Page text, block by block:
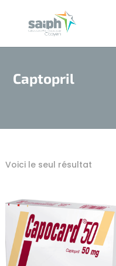
Captopril
Voici le seul résultat